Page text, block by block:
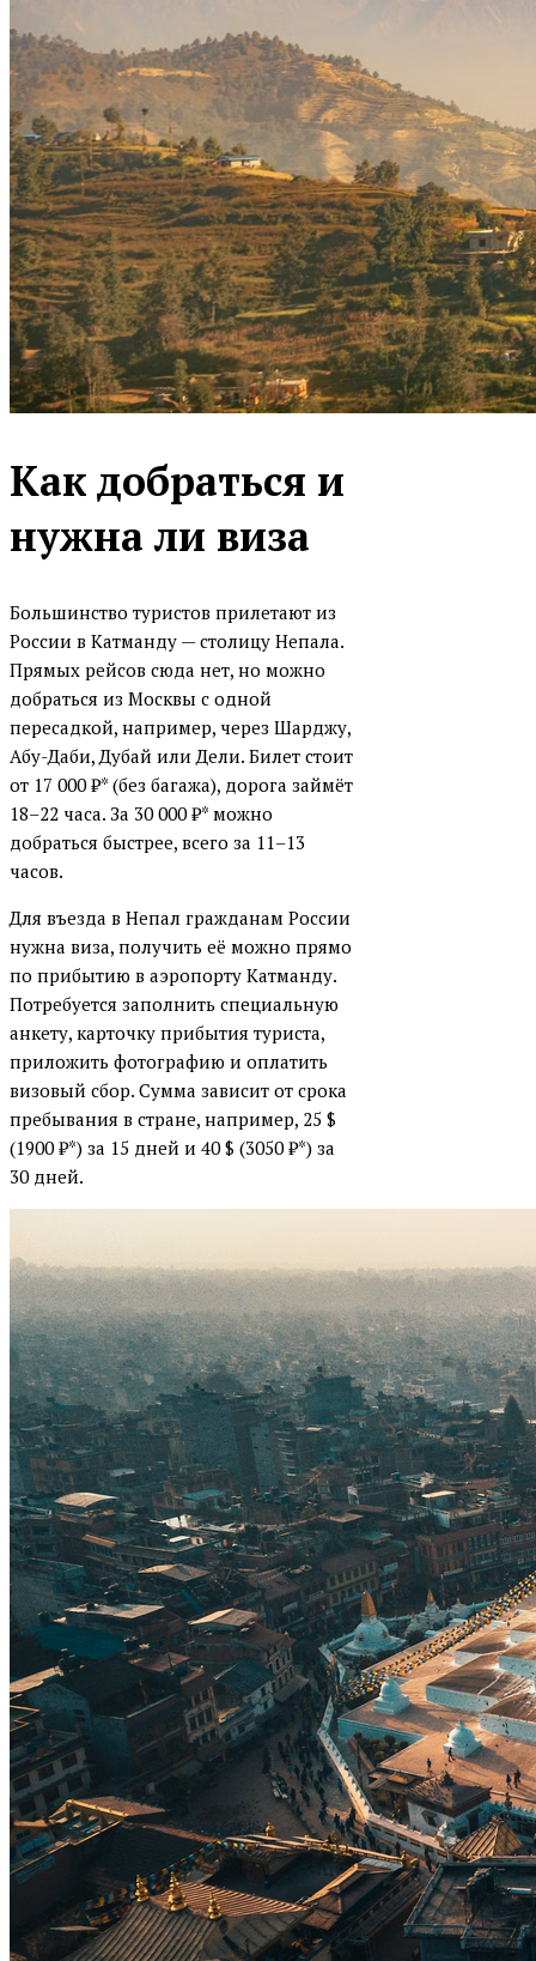
Как добраться и
нужна ли виза
Большинство туристов прилетают из
России в Катманду — столицу Непала.
Прямых рейсов сюда нет, но можно
добраться из Москвы с одной
пересадкой, например, через Шарджу,
Абу-Даби, Дубай или Дели. Билет стоит
от 17 000 ₽* (без багажа), дорога займёт
18–22 часа. За 30 000 ₽* можно
добраться быстрее, всего за 11–13
часов.
Для въезда в Непал гражданам России
нужна виза, получить её можно прямо
по прибытию в аэропорту Катманду.
Потребуется заполнить специальную
анкету, карточку прибытия туриста,
приложить фотографию и оплатить
визовый сбор. Сумма зависит от срока
пребывания в стране, например, 25 $
(1900 ₽*) за 15 дней и 40 $ (3050 ₽*) за
30 дней.